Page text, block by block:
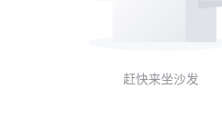
赶快来坐沙发